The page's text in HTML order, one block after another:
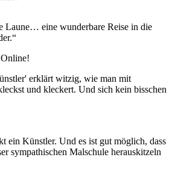
Laune… eine wunderbare Reise in die
erklärt witzig, wie man mit
und kleckert. Und sich kein bisschen
ein Künstler. Und es ist gut möglich, dass
sympathischen Malschule herauskitzeln